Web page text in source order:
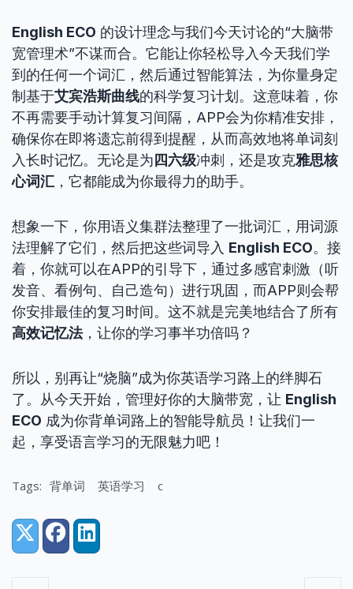
English ECO 的设计理念与我们今天讨论的“大脑带
宽管理术”不谋而合。它能让你轻松导入今天我们学
到的任何一个词汇，然后通过智能算法，为你量身定
制基于艾宾浩斯曲线的科学复习计划。这意味着，你
不再需要手动计算复习间隔，APP会为你精准安排，
确保你在即将遗忘前得到提醒，从而高效地将单词刻
入长时记忆。无论是为 四六级冲刺，还是攻克雅思核
心词汇 ，它都能成为你最得力的助手。
想象一下，你用语义集群法整理了一批词汇，用词源
法理解了它们，然后把这些词导入 English ECO。接
着，你就可以在APP的引导下，通过多感官刺激（听
发音、看例句、自己造句）进行巩固，而APP则会帮
你安排最佳的复习时间。这不就是完美地结合了所有
高效记忆法，让你的学习事半功倍吗？
所以，别再让“烧脑”成为你英语学习路上的绊脚石
了。从今天开始，管理好你的大脑带宽，让 English
ECO 成为你背单词路上的智能导航员！让我们一
起，享受语言学习的无限魅力吧！
Tags: 背单词 英语学习 c
Share:
X (Twitter)
FacebookLinkedIn